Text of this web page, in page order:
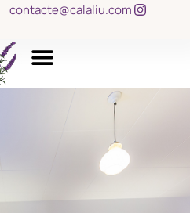
contacte@calaliu.com